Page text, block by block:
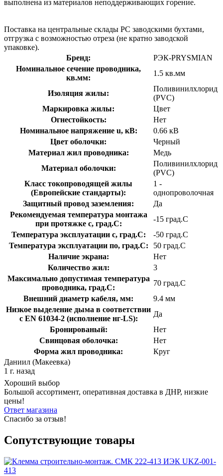
выполнена из материалов неподдерживающих горение.
Поставка на центральные склады РС заводскими бухтами,
отгрузка с возможностью отреза (не кратно заводской
упаковке).
Бренд:
РЭК-PRYSMIAN
Номинальное сечение проводника,
кв.мм:
1.5 кв.мм
Изоляция жилы:
Поливинилхлорид
(PVC)
Маркировка жилы:
Цвет
Огнестойкость:
Нет
Номинальное напряжение u, кВ:
0.66 кВ
Цвет оболочки:
Черный
Материал жил проводника:
Медь
Материал оболочки:
Поливинилхлорид
(PVC)
Класс токопроводящей жилы
(Европейские стандарты):
1 -
однопроволочная
Защитный провод заземления:
Да
Рекомендуемая температура монтажа
при протяжке с, град.C:
-15 град.C
Температура эксплуатации с, град.C:
-50 град.C
Температура эксплуатации по, град.C:
50 град.C
Наличие экрана:
Нет
Количество жил:
3
Максимально допустимая температура
проводника, град.C:
70 град.C
Внешний диаметр кабеля, мм:
9.4 мм
Низкое выделение дыма в соответствии
с EN 61034-2 (исполнение нг-LS):
Да
Бронированый:
Нет
Свинцовая оболочка:
Нет
Форма жил проводника:
Круг
Даниил (Макеевка)
1 г. назад
Хороший выбор
Большой ассортимент, оперативная доставка в ДНР, низкие
цены!
Ответ магазина
Спасибо за отзыв!
Сопутствующие товары